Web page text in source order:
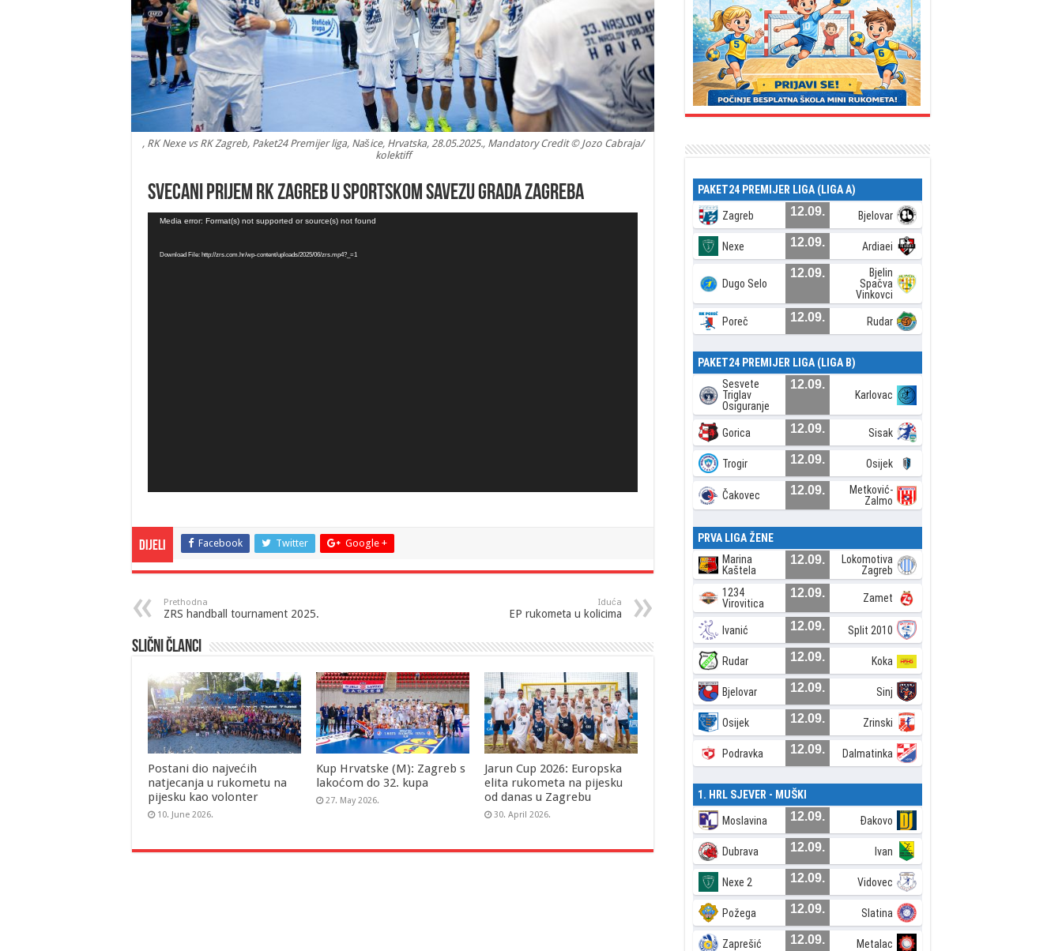
, RK Nexe vs RK Zagreb, Paket24 Premijer liga, Našice, Hrvatska, 28.05.2025., Mandatory Credit © Jozo Cabraja/
kolektiff
Svecani prijem RK Zagreb u Sportskom savezu grada Zagreba
Video
Media error: Format(s) not supported or source(s) not found
Download File: http://zrs.com.hr/wp-content/uploads/2025/06/zrs.mp4?_=1
Dijeli Facebook Twitter Google +
Prethodna
ZRS handball tournament 2025.
Iduća
EP rukometa u kolicima
Slični članci
Postani dio najvećih
natjecanja u rukometu na
pijesku kao volonter
10. June 2026.
Kup Hrvatske (M): Zagreb s
lakoćom do 32. kupa
27. May 2026.
Jarun Cup 2026: Europska
elita rukometa na pijesku
od danas u Zagrebu
30. April 2026.
PAKET24 PREMIJER LIGA (LIGA A)
Zagreb 12.09. Bjelovar
Nexe 12.09. Ardiaei
Dugo Selo
12.09.
Bjelin
Spačva
Vinkovci
Poreč 12.09. Rudar
PAKET24 PREMIJER LIGA (LIGA B)
Sesvete
Triglav
Osiguranje
12.09.
Karlovac
Gorica 12.09. Sisak
Trogir 12.09. Osijek
Čakovec 12.09.
Metković-
Zalmo
PRVA LIGA ŽENE
Marina
Kaštela
12.09.
Lokomotiva
Zagreb
1234
Virovitica
12.09. Zamet
Ivanić 12.09. Split 2010
Rudar 12.09. Koka
Bjelovar 12.09. Sinj
Osijek 12.09. Zrinski
Podravka 12.09. Dalmatinka
1. HRL SJEVER - MUŠKI
Moslavina 12.09. Đakovo
Dubrava 12.09. Ivan
Nexe 2 12.09. Vidovec
Požega 12.09. Slatina
Zaprešić 12.09. Metalac